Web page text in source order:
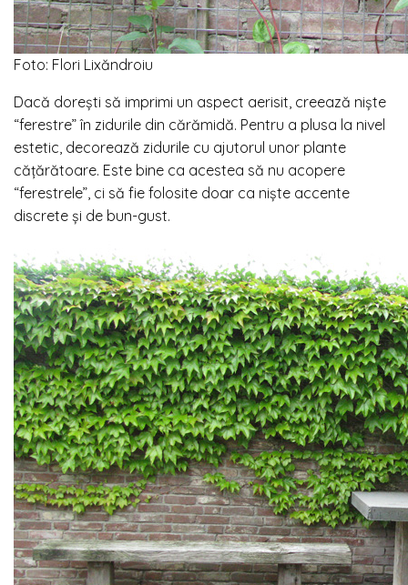
Foto: Flori Lixăndroiu
Dacă dorești să imprimi un aspect aerisit, creează niște
“ferestre” în zidurile din cărămidă. Pentru a plusa la nivel
estetic, decorează zidurile cu ajutorul unor plante
cățărătoare. Este bine ca acestea să nu acopere
“ferestrele”, ci să fie folosite doar ca niște accente
discrete și de bun-gust.